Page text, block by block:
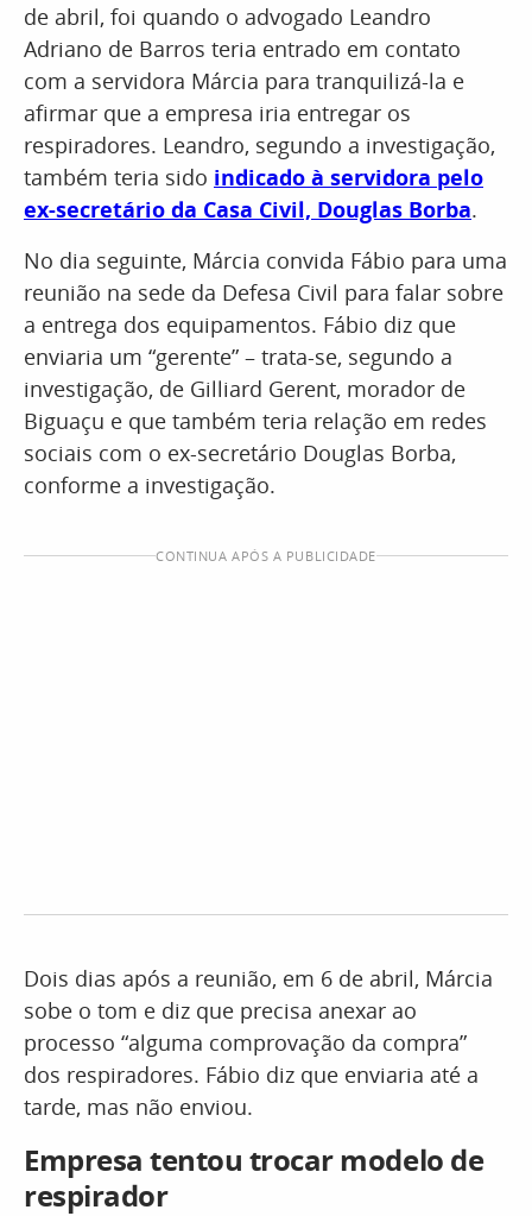
de abril, foi quando o advogado Leandro
Adriano de Barros teria entrado em contato
com a servidora Márcia para tranquilizá-la e
afirmar que a empresa iria entregar os
respiradores. Leandro, segundo a investigação,
também teria sido indicado à servidora pelo
ex-secretário da Casa Civil, Douglas Borba.
No dia seguinte, Márcia convida Fábio para uma
reunião na sede da Defesa Civil para falar sobre
a entrega dos equipamentos. Fábio diz que
enviaria um “gerente” – trata-se, segundo a
investigação, de Gilliard Gerent, morador de
Biguaçu e que também teria relação em redes
sociais com o ex-secretário Douglas Borba,
conforme a investigação.
CONTINUA APÓS A PUBLICIDADE
Dois dias após a reunião, em 6 de abril, Márcia
sobe o tom e diz que precisa anexar ao
processo “alguma comprovação da compra”
dos respiradores. Fábio diz que enviaria até a
tarde, mas não enviou.
Empresa tentou trocar modelo de
respirador